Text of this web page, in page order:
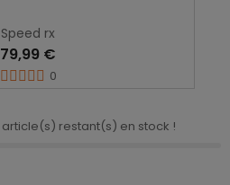
Speed rx
79,99 €
0
article(s) restant(s) en stock !